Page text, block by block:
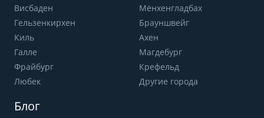
Висбаден
Мёнхенгладбах
Гельзенкирхен
Брауншвейг
Киль
Ахен
Галле
Магдебург
Фрайбург
Крефельд
Любек
Другие города
Блог